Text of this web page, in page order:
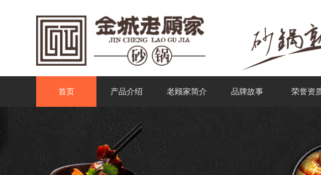
首页 产品介绍 老顾家简介 品牌故事 荣誉资